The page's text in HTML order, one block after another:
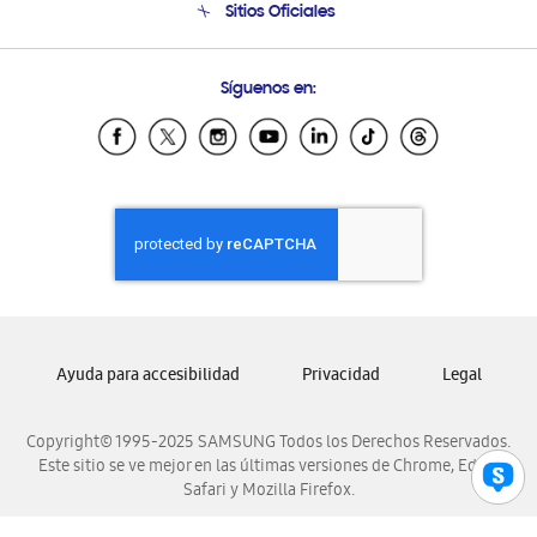
Condiciones de Compra
Soporte vía eMail
Sitios Oficiales
Samsung Ecuador
Samsung El Salvador
Samsung Honduras
Samsung Nicaragua
Samsung Panamá
Samsung Venezuela
Síguenos en:
Copyright© 1995-2025 SAMSUNG Todos los Derechos Reservados.
Este sitio se ve mejor en las últimas versiones de Chrome, Edge,
Safari y Mozilla Firefox.
Ayuda para accesibilidad Privacidad Legal